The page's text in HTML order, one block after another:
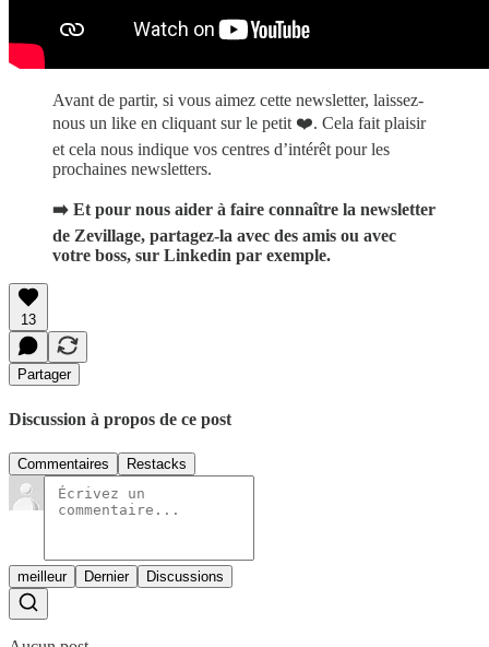
Avant de partir, si vous aimez cette newsletter, laissez-
nous un like en cliquant sur le petit ❤️. Cela fait plaisir
et cela nous indique vos centres d’intérêt pour les
prochaines newsletters.
➡️ Et pour nous aider à faire connaître la newsletter
de Zevillage, partagez-la avec des amis ou avec
votre boss, sur Linkedin par exemple.
13
Partager
Discussion à propos de ce post
Commentaires Restacks
meilleur Dernier Discussions